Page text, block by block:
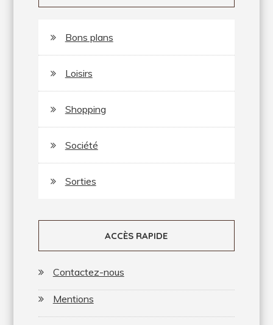
Bons plans
Loisirs
Shopping
Société
Sorties
ACCÈS RAPIDE
Contactez-nous
Mentions